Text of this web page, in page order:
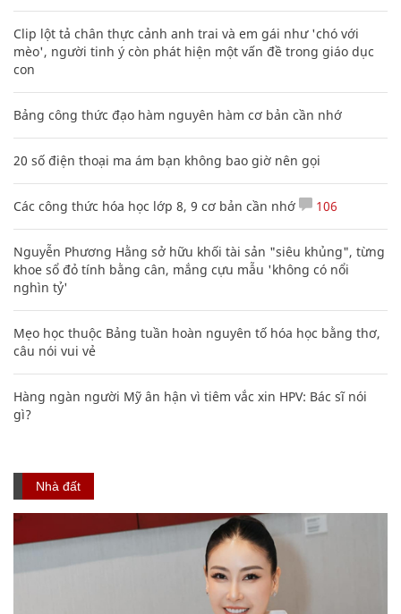
Clip lột tả chân thực cảnh anh trai và em gái như 'chó với
mèo', người tinh ý còn phát hiện một vấn đề trong giáo dục
con
Bảng công thức đạo hàm nguyên hàm cơ bản cần nhớ
20 số điện thoại ma ám bạn không bao giờ nên gọi
Các công thức hóa học lớp 8, 9 cơ bản cần nhớ 106
Nguyễn Phương Hằng sở hữu khối tài sản "siêu khủng", từng
khoe sổ đỏ tính bằng cân, mắng cựu mẫu 'không có nổi
nghìn tỷ'
Mẹo học thuộc Bảng tuần hoàn nguyên tố hóa học bằng thơ,
câu nói vui vẻ
Hàng ngàn người Mỹ ân hận vì tiêm vắc xin HPV: Bác sĩ nói
gì?
Nhà đất